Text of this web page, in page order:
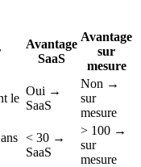
Avantage
SaaS
Avantage
sur
mesure
le
Oui →
SaaS
Non →
sur
mesure
< 30 →
SaaS
> 100 →
sur
mesure